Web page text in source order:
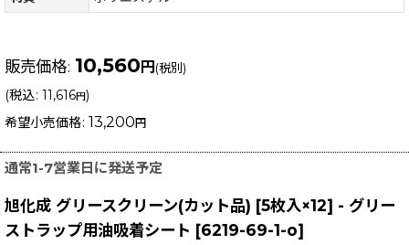
販売価格: 10,560 円 (税別)
(税込: 11,616円)
希望小売価格: 13,200 円
通常1-7営業日に発送予定
旭化成 グリースクリーン(カット品) [5枚入×12] - グリー
ストラップ用油吸着シート [6219-69-1-o]